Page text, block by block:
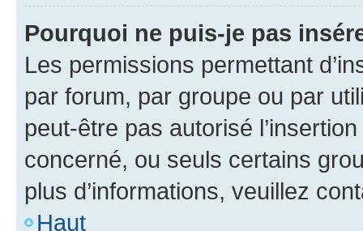
Pourquoi ne puis-je pas
Les permissions permettant
par forum, par groupe ou par
peut-être pas autorisé
concerné, ou seuls certains
plus d’informations, veuillez
Haut